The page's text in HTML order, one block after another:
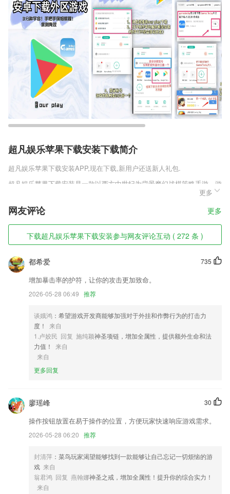
超凡娱乐苹果下载安装下载简介
超凡娱乐苹果下载安装APP,现在下载,新用户还送新人礼包.
超凡娱乐苹果下载安装是一款以西方中世纪为背景魔幻战棋策略手游。游
戏还原了大量的知名英雄，每一个都是神勇无比的存在。他们将在高清的
大地图上，上演一场场奇伟瑰丽的战争史诗。魔法门之英雄无敌王朝正版
还拥有最新的寻宝玩法，完成不可能的成就。
超凡娱乐苹果下载安装软件特色
1,实时更新的口语训练话题，英语表达热点话题。
2,财务管理
3,电影柔焦！打造视觉大片
4,『赞赏』粉丝赞赏，礼物打call更给力！
6,Bikewise PRO设计简单易用，强调在使用时尽量减少用户操作和负
超凡娱乐苹果下载安装软件优势
1.方便用户提高学习，系统管理自己的学习进度。
3.·直播功能：支持清晰度切换，给老师更流畅的直播体验。
4.学习不同的知识也会更高效，更好的了解随时在线上进行学习网课知识
的快捷。
5.简解、详解，典故出处，无所不知；
6.以提升阅读能力为核心，创立独特的引导带读新模式。
超凡娱乐苹果下载安装更新了什么?
软件更名拾光老照片修复
更多
网友评论 更多
下载超凡娱乐苹果下载安装参与网友评论互动 ( 272 条 )
735
都希爱
增加暴击率的护符，让你的攻击更加致命。
2026-05-28 06:49 推荐
谈娥鸿 ：希望游戏开发商能够加强对于外挂和作弊行为的打击力
度！
来自
1.卢姣民 回复 施纯颖神圣项链，增加全属性，提供额外生命和法
力值！
来自
来自
更多回复
30
廖瑶峰
操作按钮放置在易于操作的位置，方便玩家快速响应游戏需求。
2026-05-28 06:20 推荐
封清萍 ：菜鸟玩家渴望能够找到一款能够让自己忘记一切烦恼的游
戏 来自
翁君鸿 回复 燕翰娜神圣之戒，增加全属性！提升你的综合实力！
来自